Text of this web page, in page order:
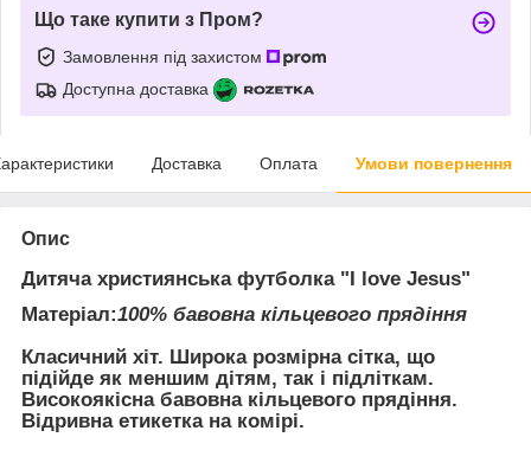
Що таке купити з Пром?
Замовлення під захистом
Доступна доставка
Доставка Оплата Умови повернення
Опис
Дитяча християнська футболка "I love Jesus"
Матеріал:100% бавовна кільцевого прядіння
Класичний хіт. Широка розмірна сітка, що
підійде як меншим дітям, так і підліткам.
Високоякісна бавовна кільцевого прядіння.
Відривна етикетка на комірі.